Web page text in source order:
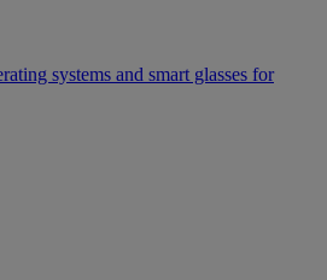
systems and smart glasses for